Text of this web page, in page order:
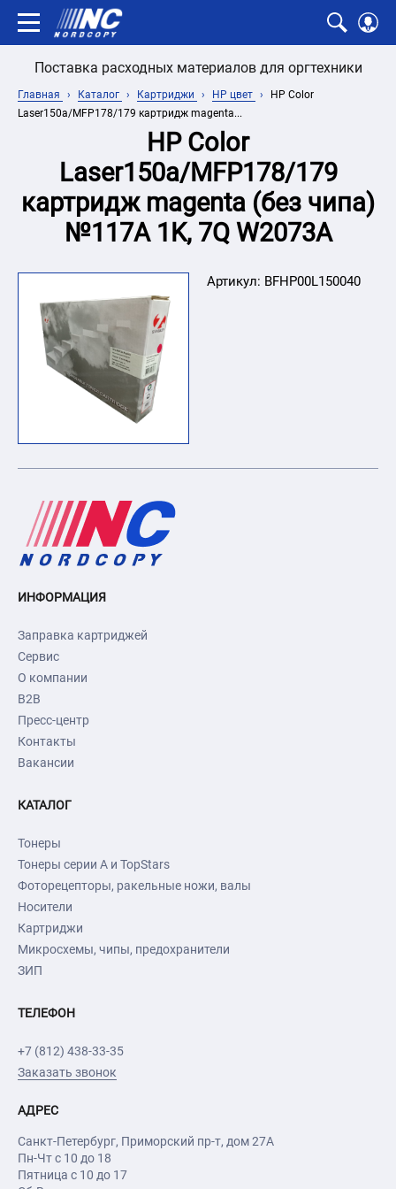
Поставка расходных материалов для оргтехники
Главная Каталог Картриджи HP цвет
HP Color
Laser150a/MFP178/179 картридж magenta...
HP Color
Laser150a/MFP178/179
картридж magenta (без чипа)
№117A 1K, 7Q W2073A
Артикул: BFHP00L150040
ИНФОРМАЦИЯ
Заправка картриджей
Сервис
О компании
B2B
Пресс-центр
Контакты
Вакансии
КАТАЛОГ
Тонеры
Тонеры серии А и TopStars
Фоторецепторы, ракельные ножи, валы
Носители
Картриджи
Микросхемы, чипы, предохранители
ЗИП
ТЕЛЕФОН
+7 (812) 438-33-35
Заказать звонок
АДРЕС
Санкт-Петербург, Приморский пр-т, дом 27А
Пн-Чт с 10 до 18
Пятница с 10 до 17